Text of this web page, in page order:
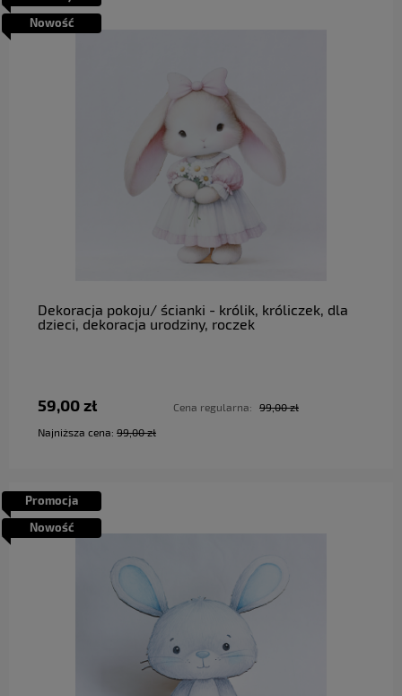
Dekoracja pokoju/ ścianki - królik, króliczek, dla
dzieci, dekoracja urodziny, roczek
59,00 zł Cena regularna: 99,00 zł
Najniższa cena: 99,00 zł
do koszyka
Nowość
Promocja
Nowość